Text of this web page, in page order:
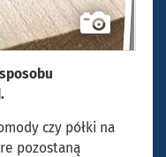
czy półki na
pozostaną